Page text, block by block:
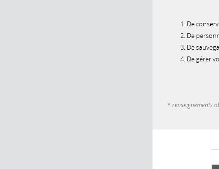
De
De
De
De gérer
* renseignements